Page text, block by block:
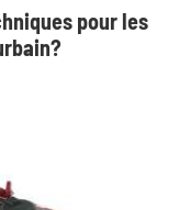
pour les